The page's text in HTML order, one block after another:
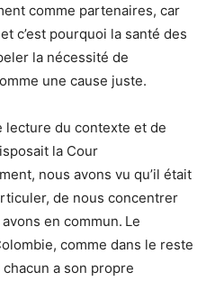
comme partenaires, car
c’est pourquoi la santé des
la nécessité de
une cause juste.
lecture du contexte et de
la Cour
nous avons vu qu’il était
de nous concentrer
en commun. Le
comme dans le reste
a son propre